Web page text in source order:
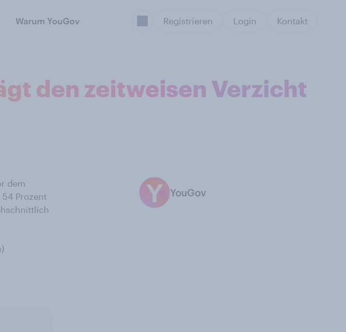
Warum YouGov Registrieren Login Kontakt
den zeitweisen Verzicht
dem
54 Prozent
YouGov